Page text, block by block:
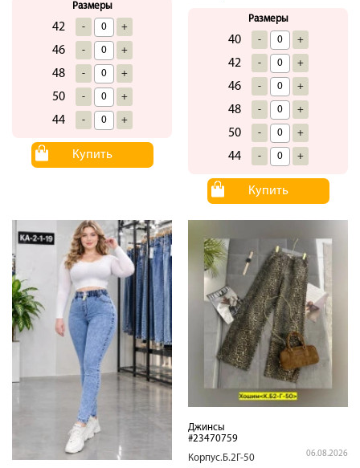
Размеры
42 - +
46 - +
48 - +
50 - +
44 - +
Купить
Размеры
40 - +
42 - +
46 - +
48 - +
50 - +
44 - +
Купить
Джинсы
#23470759
Корпус.Б.2Г-50
06.08.2026